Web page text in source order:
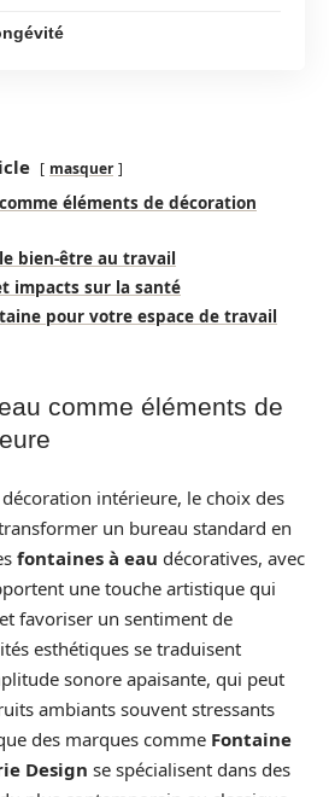
masquer
éléments de décoration
bien-être au travail
impacts sur la santé
pour votre espace de travail
comme éléments de
intérieure, le choix des
un bureau standard en
fontaines à eau décoratives, avec
une touche artistique qui
favoriser un sentiment de
esthétiques se traduisent
sonore apaisante, qui peut
ambiants souvent stressants
des marques comme Fontaine
Design se spécialisent dans des